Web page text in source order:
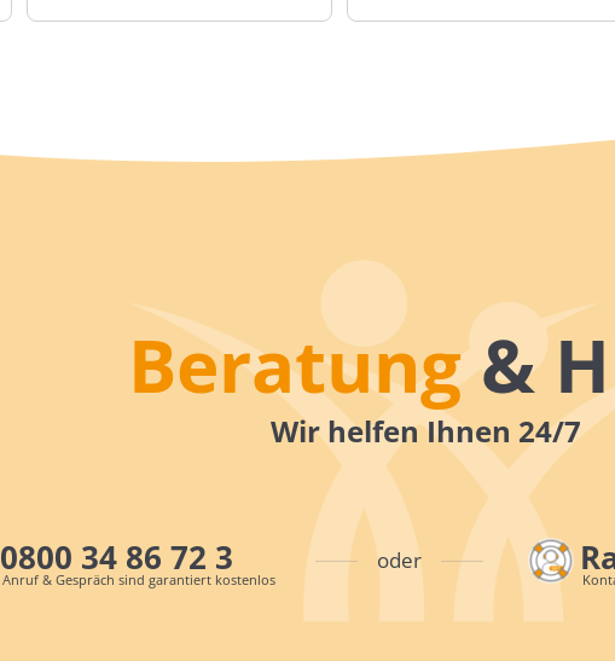
Beratung&
Wir helfen Ihnen 24/7
0800 34 86 72 3
Anruf & Gespräch sind garantiert kostenlos
oder